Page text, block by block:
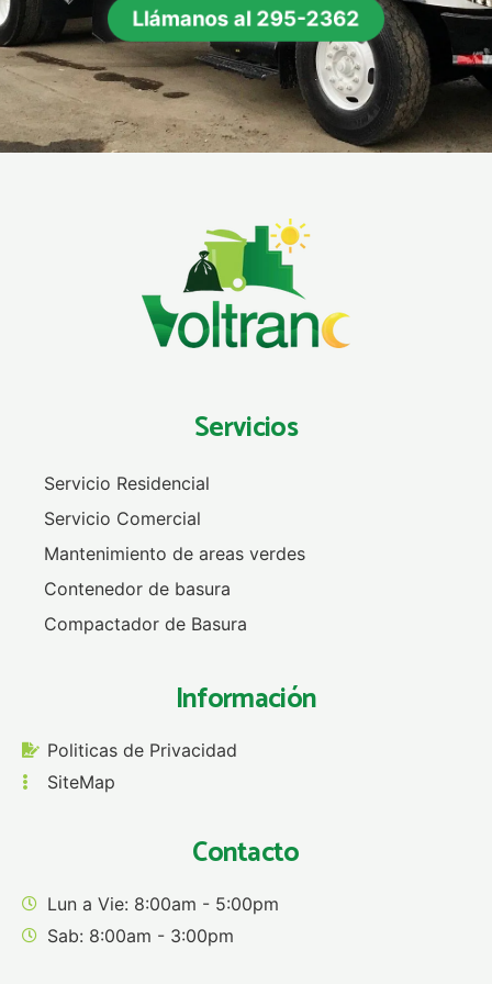
Llámanos al 295-2362
Servicios
Servicio Residencial
Servicio Comercial
Mantenimiento de areas verdes
Contenedor de basura
Compactador de Basura
Información
Politicas de Privacidad
SiteMap
Contacto
Lun a Vie: 8:00am - 5:00pm
Sab: 8:00am - 3:00pm